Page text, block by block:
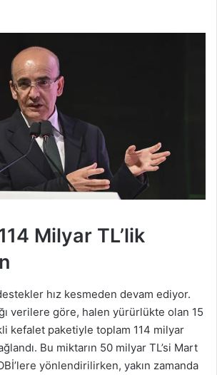
Milyar TL’lik
hız kesmeden devam ediyor.
verilere göre, halen yürürlükte olan 15
kefalet paketiyle toplam 114 milyar
Bu miktarın 50 milyar TL’si Mart
yönlendirilirken, yakın zamanda